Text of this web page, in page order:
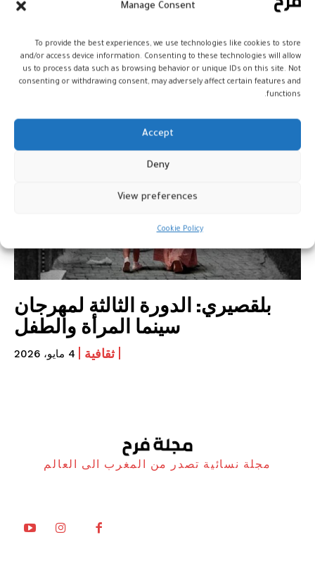
Manage Consent
To provide the best experiences, we use technologies like cookies to store
and/or access device information. Consenting to these technologies will allow
us to process data such as browsing behavior or unique IDs on this site. Not
consenting or withdrawing consent, may adversely affect certain features and
functions.
Accept
Deny
View preferences
Cookie Policy
بوبكدي تترأس لجنة تحكيم مهرجان
سينما المرأة والطفل
سينما 16 يونيو، 2026
بلقصيري: الدورة الثالثة لمهرجان
سينما المرأة والطفل
ثقافية 4 مايو، 2026
مجلة نسائية تصدر من المغرب الى العالم